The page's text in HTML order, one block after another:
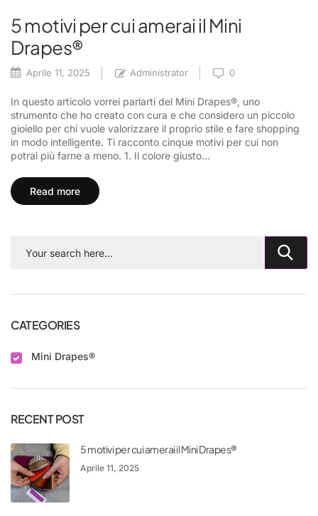
5 motivi per cui amerai il Mini
Drapes®
Aprile 11, 2025 Administrator 0
In questo articolo vorrei parlarti del Mini Drapes®, uno
strumento che ho creato con cura e che considero un piccolo
gioiello per chi vuole valorizzare il proprio stile e fare shopping
in modo intelligente. Ti racconto cinque motivi per cui non
potrai più farne a meno. 1. Il colore giusto...
Read more
CATEGORIES
Mini Drapes®
RECENT POST
5 motivi per cui amerai il Mini Drapes®
Aprile 11, 2025